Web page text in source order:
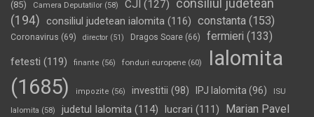
(85)
Camera Deputatilor (58) CJI (127)
consiliul judetean
(194) consiliul judetean ialomita (116) constanta (153)
Coronavirus (69) director (51) Dragos Soare (66) fermieri (133)
fetesti (119) finante (56) fonduri europene (60)
Ialomita
(1685)
impozite (56) investitii (98) IPJ Ialomita (96) ISU
Ialomita (58) judetul Ialomita (114) lucrari (111)
Marian Pavel